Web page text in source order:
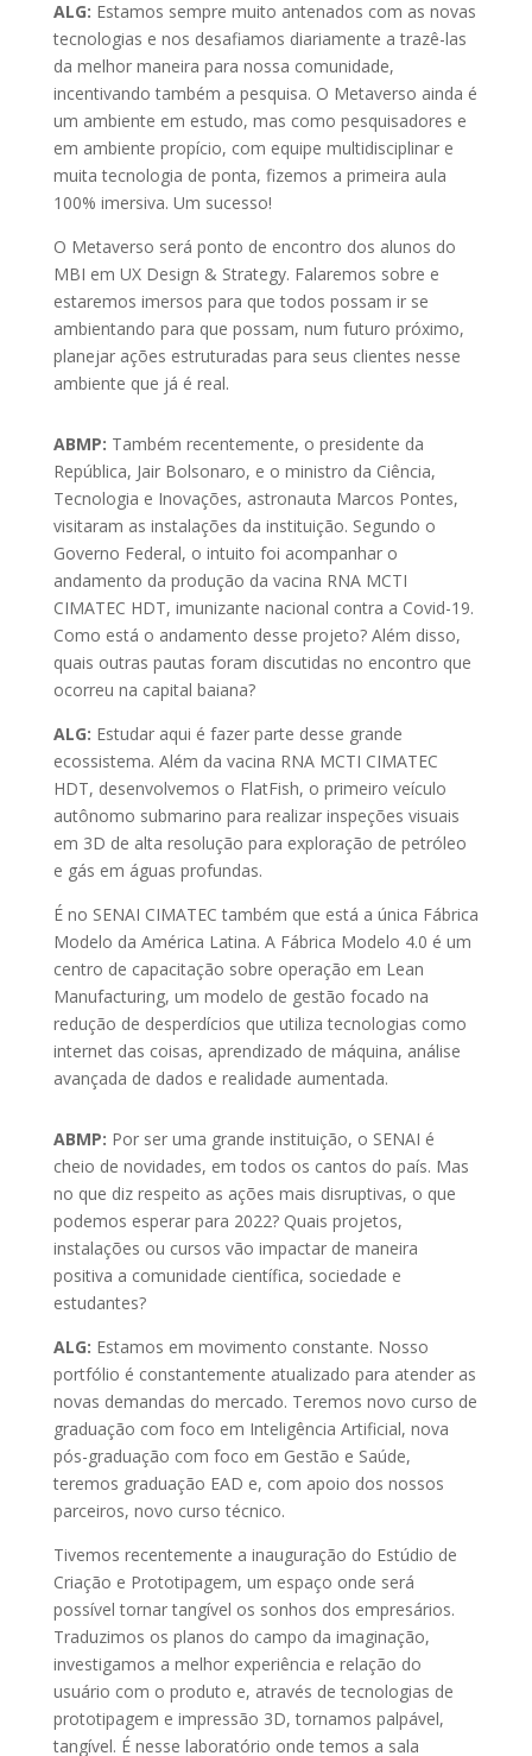
ALG: Estamos sempre muito antenados com as novas
tecnologias e nos desafiamos diariamente a trazê-las
da melhor maneira para nossa comunidade,
incentivando também a pesquisa. O Metaverso ainda é
um ambiente em estudo, mas como pesquisadores e
em ambiente propício, com equipe multidisciplinar e
muita tecnologia de ponta, fizemos a primeira aula
100% imersiva. Um sucesso!
O Metaverso será ponto de encontro dos alunos do
MBI em UX Design & Strategy. Falaremos sobre e
estaremos imersos para que todos possam ir se
ambientando para que possam, num futuro próximo,
planejar ações estruturadas para seus clientes nesse
ambiente que já é real.
ABMP: Também recentemente, o presidente da
República, Jair Bolsonaro, e o ministro da Ciência,
Tecnologia e Inovações, astronauta Marcos Pontes,
visitaram as instalações da instituição. Segundo o
Governo Federal, o intuito foi acompanhar o
andamento da produção da vacina RNA MCTI
CIMATEC HDT, imunizante nacional contra a Covid-19.
Como está o andamento desse projeto? Além disso,
quais outras pautas foram discutidas no encontro que
ocorreu na capital baiana?
ALG: Estudar aqui é fazer parte desse grande
ecossistema. Além da vacina RNA MCTI CIMATEC
HDT, desenvolvemos o FlatFish, o primeiro veículo
autônomo submarino para realizar inspeções visuais
em 3D de alta resolução para exploração de petróleo
e gás em águas profundas.
É no SENAI CIMATEC também que está a única Fábrica
Modelo da América Latina. A Fábrica Modelo 4.0 é um
centro de capacitação sobre operação em Lean
Manufacturing, um modelo de gestão focado na
redução de desperdícios que utiliza tecnologias como
internet das coisas, aprendizado de máquina, análise
avançada de dados e realidade aumentada.
ABMP: Por ser uma grande instituição, o SENAI é
cheio de novidades, em todos os cantos do país. Mas
no que diz respeito as ações mais disruptivas, o que
podemos esperar para 2022? Quais projetos,
instalações ou cursos vão impactar de maneira
positiva a comunidade científica, sociedade e
estudantes?
ALG: Estamos em movimento constante. Nosso
portfólio é constantemente atualizado para atender as
novas demandas do mercado. Teremos novo curso de
graduação com foco em Inteligência Artificial, nova
pós-graduação com foco em Gestão e Saúde,
teremos graduação EAD e, com apoio dos nossos
parceiros, novo curso técnico.
Tivemos recentemente a inauguração do Estúdio de
Criação e Prototipagem, um espaço onde será
possível tornar tangível os sonhos dos empresários.
Traduzimos os planos do campo da imaginação,
investigamos a melhor experiência e relação do
usuário com o produto e, através de tecnologias de
prototipagem e impressão 3D, tornamos palpável,
tangível. É nesse laboratório onde temos a sala